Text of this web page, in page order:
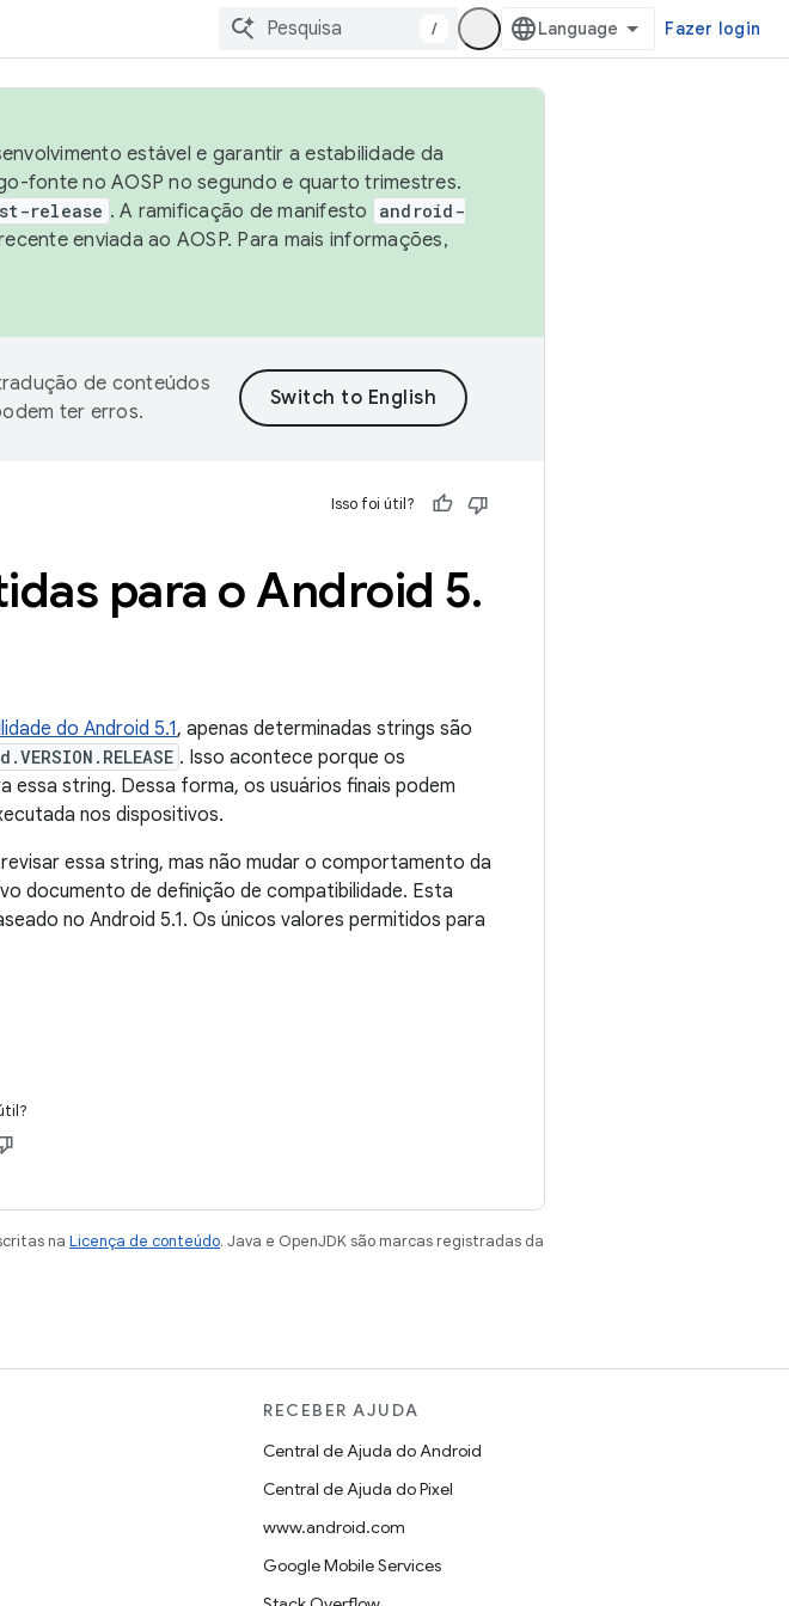
/ Fazer login
estável e garantir a estabilidade da
fonte no AOSP no segundo e quarto trimestres.
release . A ramificação de manifesto
android-
enviada ao AOSP. Para mais informações,
de conteúdos
ter erros.
Isso foi útil?
para o Android 5.
do Android 5.1, apenas determinadas strings são
. Isso acontece porque os
essa string. Dessa forma, os usuários finais podem
nos dispositivos.
essa string, mas não mudar o comportamento da
documento de definição de compatibilidade. Esta
no Android 5.1. Os únicos valores permitidos para
na Licença de conteúdo. Java e OpenJDK são marcas registradas da
RECEBER AJUDA
Central de Ajuda do Android
Central de Ajuda do Pixel
www.android.com
Google Mobile Services